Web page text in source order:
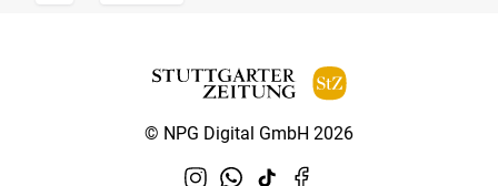
© NPG Digital GmbH 2026